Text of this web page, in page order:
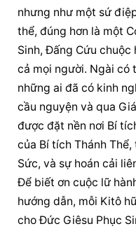
nhưng như một sứ
thể, đúng hơn là một
Sinh, Đấng Cứu
cả mọi người. Ngài có
những ai đã có kinh
cầu nguyện và qua
được đặt nền nơi Bí
của Bí tích Thánh
Sức, và sự hoán cải
Để biết ơn cuộc lữ
hướng dẫn, mỗi Kitô
cho Đức Giêsu Phục